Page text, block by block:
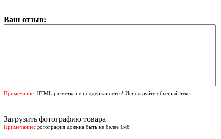
Ваш отзыв:
Примечание: HTML разметка не поддерживается! Используйте обычный текст.
Загрузить фотографию товара
Примечание: фотография должна быть не более 1мб